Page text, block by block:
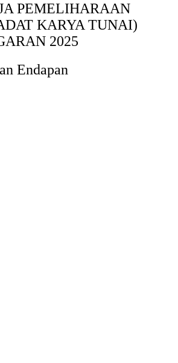
PEMELIHARAAN
KARYA TUNAI)
2025
Endapan